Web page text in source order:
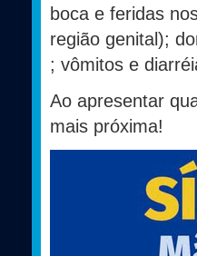
boca e feridas
região genital);
; vômitos e
Ao apresentar
mais próxima!